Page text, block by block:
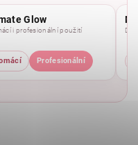
Glow
i profesionální použití
Profesionální